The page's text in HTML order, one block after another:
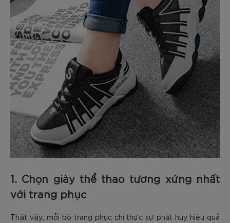
1. Chọn giày thể thao tương xứng nhất
với trang phục
Thật vậy, mỗi bộ trang phục chỉ thực sự phát huy hiệu quả